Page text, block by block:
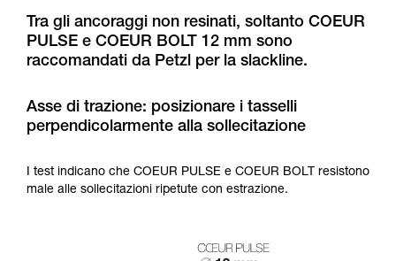
Verificate con un professionista la vostra
capacità di rifare la manovra, da soli, in piena
sicurezza, prima di riprodurla autonomamente.
vengono qui descritte.
Tra gli ancoraggi non resinati, soltanto COEUR
PULSE e COEUR BOLT 12 mm sono
raccomandati da Petzl per la slackline.
Asse di trazione: posizionare i tasselli
perpendicolarmente alla sollecitazione
I test indicano che COEUR PULSE e COEUR BOLT resistono
male alle sollecitazioni ripetute con estrazione.